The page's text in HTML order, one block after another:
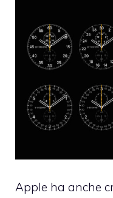
Apple ha anche